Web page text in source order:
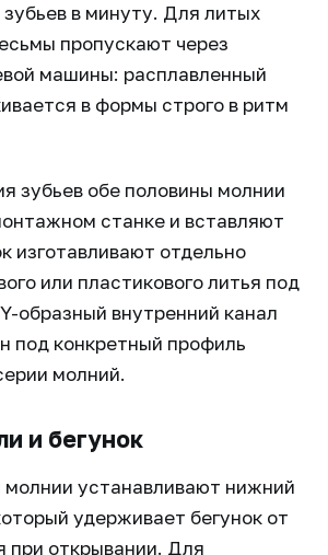
зубьев в минуту. Для литых
пропускают через
машины: расплавленный
в формы строго в ритм
зубьев обе половины молнии
станке и вставляют
изготавливают отдельно
или пластикового литья под
образный внутренний канал
под конкретный профиль
молний.
и бегунок
устанавливают нижний
удерживает бегунок от
при открывании. Для